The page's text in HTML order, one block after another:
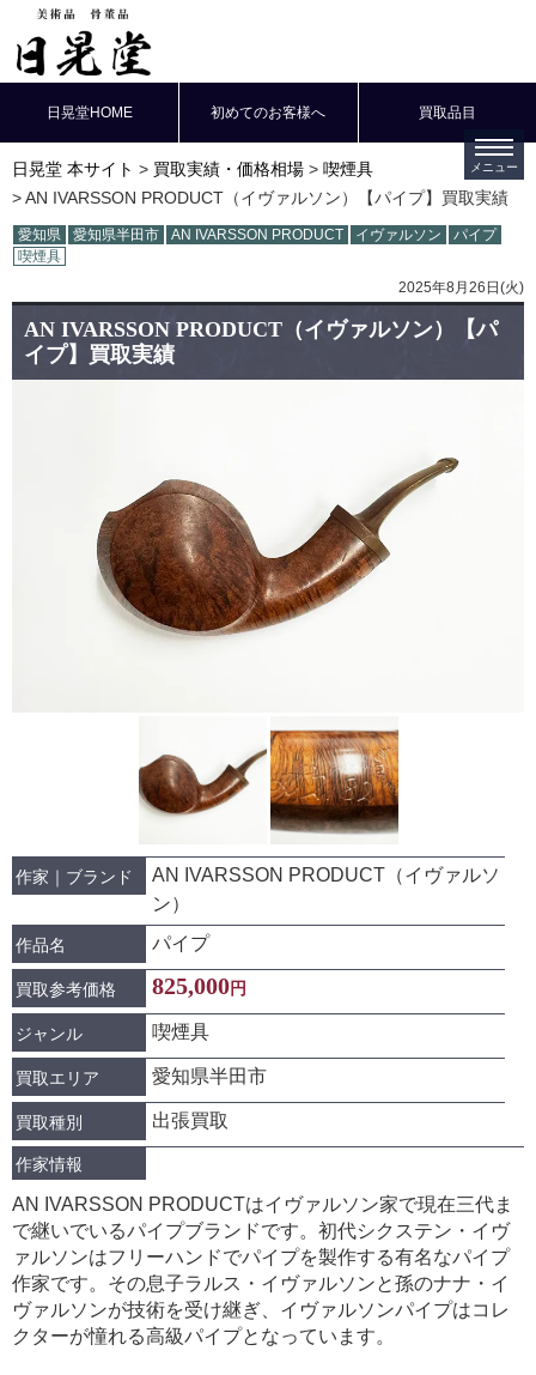
日晃堂HOME 初めてのお客様へ 買取品目
日晃堂 本サイト 買取実績・価格相場
喫煙具
AN IVARSSON PRODUCT（イヴァルソン）【パイプ】買取実績
愛知県 愛知県半田市 AN IVARSSON PRODUCT イヴァルソン
パイプ
喫煙具
2025年8月26日(火)
AN IVARSSON PRODUCT（イヴァルソン）【パ
イプ】買取実績
作家｜ブランド
AN IVARSSON PRODUCT（イヴァルソ
ン）
作品名 パイプ
買取参考価格 825,000円
ジャンル 喫煙具
買取エリア 愛知県半田市
買取種別 出張買取
作家情報
AN IVARSSON PRODUCTはイヴァルソン家で現在三代ま
で継いでいるパイプブランドです。初代シクステン・イヴ
ァルソンはフリーハンドでパイプを製作する有名なパイプ
作家です。その息子ラルス・イヴァルソンと孫のナナ・イ
ヴァルソンが技術を受け継ぎ、イヴァルソンパイプはコレ
クターが憧れる高級パイプとなっています。